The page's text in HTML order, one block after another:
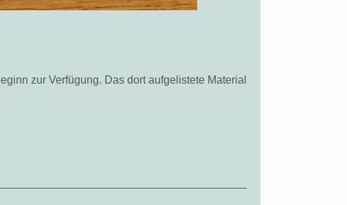
zur Verfügung. Das dort aufgelistete Material